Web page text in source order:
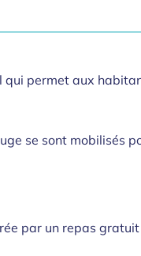
qui permet aux
se sont mobilisés
par un repas